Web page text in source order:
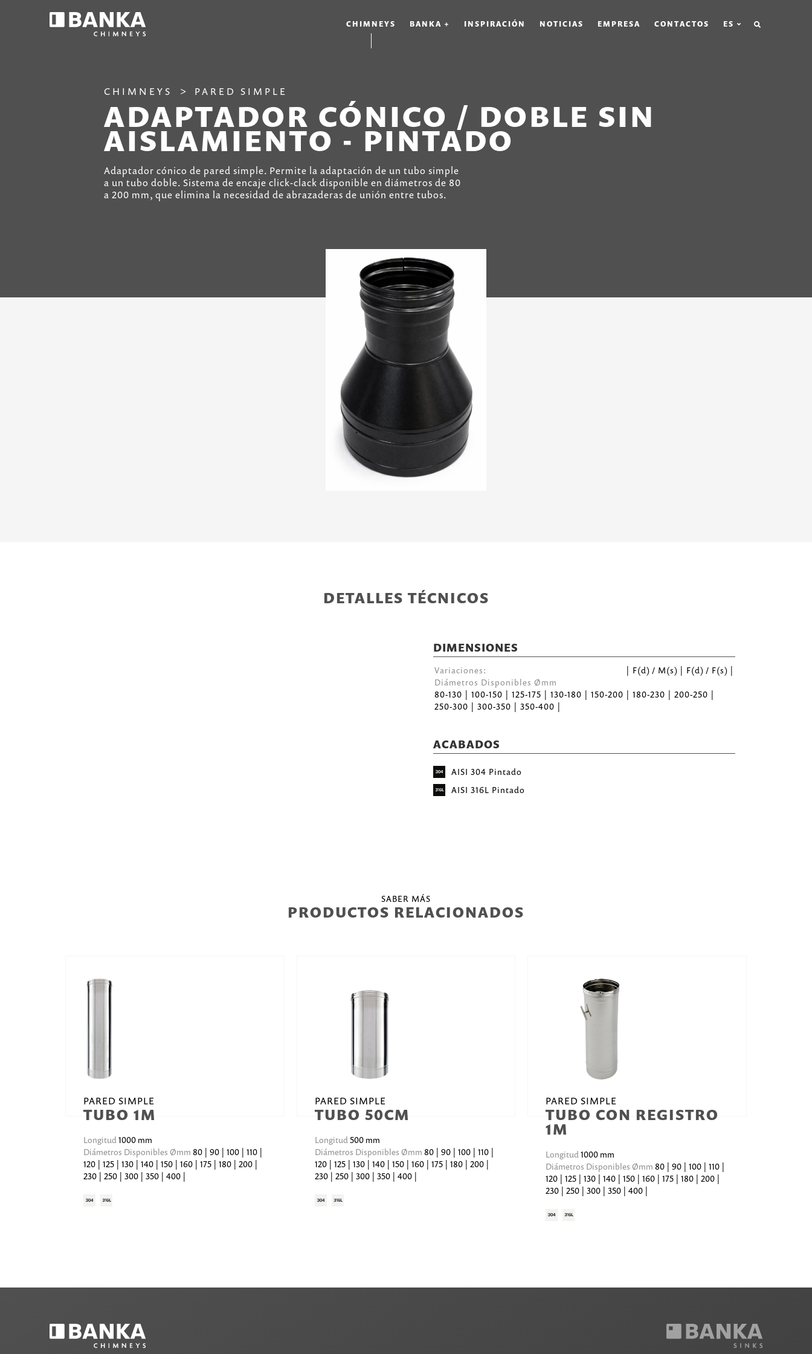
CHIMNEYS BANKA + INSPIRACIÓN NOTICIAS EMPRESA CONTACTOS ES
CHIMNEYS PARED SIMPLE
ADAPTADOR CÓNICO / DOBLE SIN
AISLAMIENTO - PINTADO
Adaptador cónico de pared simple. Permite la adaptación de un tubo simple
a un tubo doble. Sistema de encaje click-clack disponible en diámetros de 80
a 200 mm, que elimina la necesidad de abrazaderas de unión entre tubos.
DETALLES TÉCNICOS
DIMENSIONES
Variaciones:
| F(d) / M(s) | F(d) / F(s) |
Diámetros Disponibles Ømm
80-130 | 100-150 | 125-175 | 130-180 | 150-200 | 180-230 | 200-250 |
250-300 | 300-350 | 350-400 |
ACABADOS
AISI 304 Pintado
AISI 316L Pintado
SABER MÁS
PRODUCTOS RELACIONADOS
PARED SIMPLE
TUBO 1M
Longitud1000 mm
Diámetros Disponibles Ømm 80 | 90 | 100 | 110 |
120 | 125 | 130 | 140 | 150 | 160 | 175 | 180 | 200 |
230 | 250 | 300 | 350 | 400 |
PARED SIMPLE
TUBO 50CM
Longitud500 mm
Diámetros Disponibles Ømm 80 | 90 | 100 | 110 |
120 | 125 | 130 | 140 | 150 | 160 | 175 | 180 | 200 |
230 | 250 | 300 | 350 | 400 |
PARED SIMPLE
TUBO CON REGISTRO
1M
Longitud1000 mm
Diámetros Disponibles Ømm80 | 90 | 100 | 110 |
120 | 125 | 130 | 140 | 150 | 160 | 175 | 180 | 200 |
230 | 250 | 300 | 350 | 400 |